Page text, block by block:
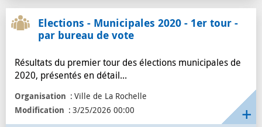
concession 6
cimetière 6
administratif
profession 5
circonscription 5
canton 5
bureaux-de-vote 5
Elections - Municipales 2020 - 1er tour -
par bureau de vote
Résultats du premier tour des élections municipales de
2020, présentés en détail...
Organisation
Ville de La Rochelle
Modification
3/25/2026 00:00